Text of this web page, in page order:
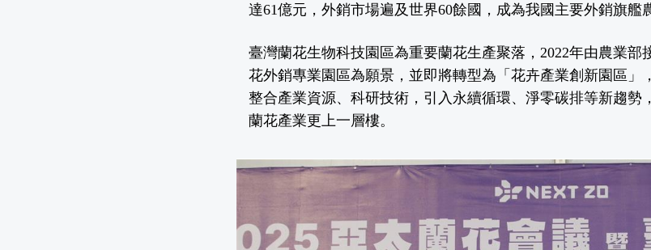
達61億元，外銷市場遍及世界60餘國，成為我國主要外銷旗艦
臺灣蘭花生物科技園區為重要蘭花生產聚落，2022年由農業部
花外銷專業園區為願景，並即將轉型為「花卉產業創新園區」
整合產業資源、科研技術，引入永續循環、淨零碳排等新趨勢
蘭花產業更上一層樓。